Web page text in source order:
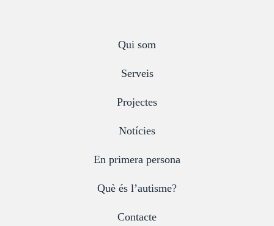
Qui som
Serveis
Projectes
Notícies
En primera persona
Què és l’autisme?
Contacte